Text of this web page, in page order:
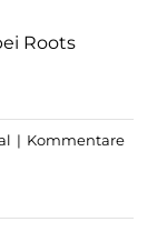
Roots
| Kommentare